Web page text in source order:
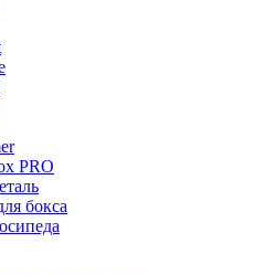
PRO
бокса